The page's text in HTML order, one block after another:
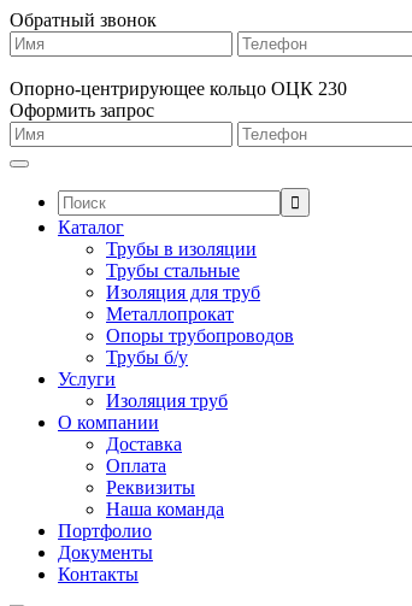
Обратный звонок
Опорно-центрирующее кольцо ОЦК 230
Оформить запрос
Поиск:
Каталог
Трубы в изоляции
Трубы стальные
Изоляция для труб
Металлопрокат
Опоры трубопроводов
Трубы б/у
Услуги
Изоляция труб
О компании
Доставка
Оплата
Реквизиты
Наша команда
Портфолио
Документы
Контакты